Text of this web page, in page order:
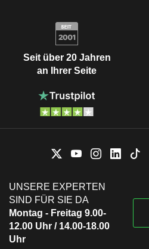
Seit über 20 Jahren
an Ihrer Seite
UNSERE EXPERTEN
SIND FÜR SIE DA
Montag - Freitag 9.00-
12.00 Uhr / 14.00-18.00
Uhr